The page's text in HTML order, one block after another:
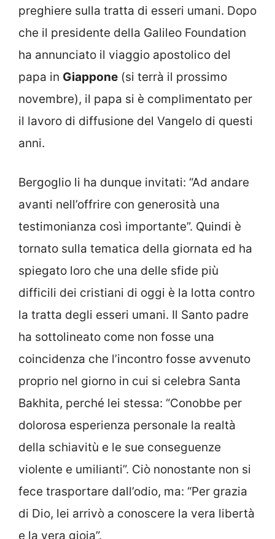
preghiere sulla tratta di esseri umani. Dopo
che il presidente della Galileo Foundation
ha annunciato il viaggio apostolico del
papa in Giappone (si terrà il prossimo
novembre), il papa si è complimentato per
il lavoro di diffusione del Vangelo di questi
anni.
Bergoglio li ha dunque invitati: “Ad andare
avanti nell’offrire con generosità una
testimonianza così importante”. Quindi è
tornato sulla tematica della giornata ed ha
spiegato loro che una delle sfide più
difficili dei cristiani di oggi è la lotta contro
la tratta degli esseri umani. Il Santo padre
ha sottolineato come non fosse una
coincidenza che l’incontro fosse avvenuto
proprio nel giorno in cui si celebra Santa
Bakhita, perché lei stessa: “Conobbe per
dolorosa esperienza personale la realtà
della schiavitù e le sue conseguenze
violente e umilianti”. Ciò nonostante non si
fece trasportare dall’odio, ma: “Per grazia
di Dio, lei arrivò a conoscere la vera libertà
e la vera gioia”.